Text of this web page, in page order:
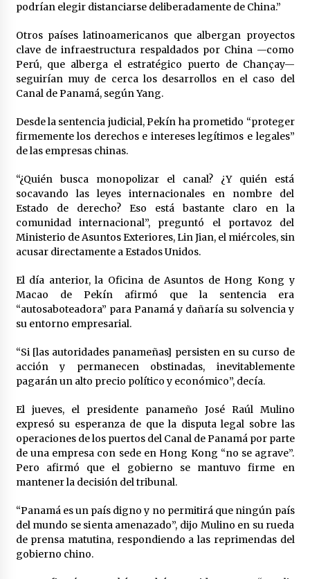
podrían elegir distanciarse deliberadamente de China.”
Otros países latinoamericanos que albergan proyectos
clave de infraestructura respaldados por China —como
Perú, que alberga el estratégico puerto de Chançay—
seguirían muy de cerca los desarrollos en el caso del
Canal de Panamá, según Yang.
Desde la sentencia judicial, Pekín ha prometido “proteger
firmemente los derechos e intereses legítimos e legales”
de las empresas chinas.
“¿Quién busca monopolizar el canal? ¿Y quién está
socavando las leyes internacionales en nombre del
Estado de derecho? Eso está bastante claro en la
comunidad internacional”, preguntó el portavoz del
Ministerio de Asuntos Exteriores, Lin Jian, el miércoles, sin
acusar directamente a Estados Unidos.
El día anterior, la Oficina de Asuntos de Hong Kong y
Macao de Pekín afirmó que la sentencia era
“autosaboteadora” para Panamá y dañaría su solvencia y
su entorno empresarial.
“Si [las autoridades panameñas] persisten en su curso de
acción y permanecen obstinadas, inevitablemente
pagarán un alto precio político y económico”, decía.
El jueves, el presidente panameño José Raúl Mulino
expresó su esperanza de que la disputa legal sobre las
operaciones de los puertos del Canal de Panamá por parte
de una empresa con sede en Hong Kong “no se agrave”.
Pero afirmó que el gobierno se mantuvo firme en
mantener la decisión del tribunal.
“Panamá es un país digno y no permitirá que ningún país
del mundo se sienta amenazado”, dijo Mulino en su rueda
de prensa matutina, respondiendo a las reprimendas del
gobierno chino.